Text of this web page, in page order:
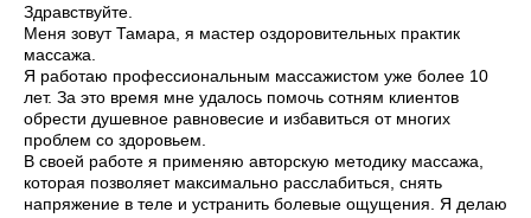
Здравствуйте.
Меня зовут Тамара, я мастер оздоровительных практик
массажа.
Я работаю профессиональным массажистом уже более 10
лет. За это время мне удалось помочь сотням клиентов
обрести душевное равновесие и избавиться от многих
проблем со здоровьем.
В своей работе я применяю авторскую методику массажа,
которая позволяет максимально расслабиться, снять
напряжение в теле и устранить болевые ощущения. Я делаю